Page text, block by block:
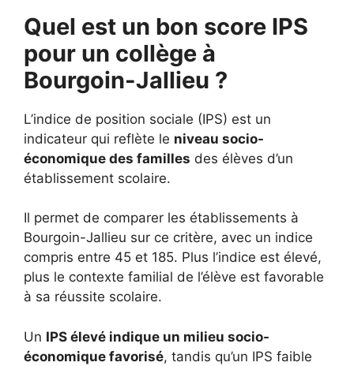
Quel est un bon score IPS
pour un collège à
Bourgoin-Jallieu ?
L’indice de position sociale (IPS) est un
indicateur qui reflète le niveau socio-
économique des familles des élèves d’un
établissement scolaire.
Il permet de comparer les établissements à
Bourgoin-Jallieu sur ce critère, avec un indice
compris entre 45 et 185. Plus l’indice est élevé,
plus le contexte familial de l’élève est favorable
à sa réussite scolaire.
Un IPS élevé indique un milieu socio-
économique favorisé, tandis qu’un IPS faible